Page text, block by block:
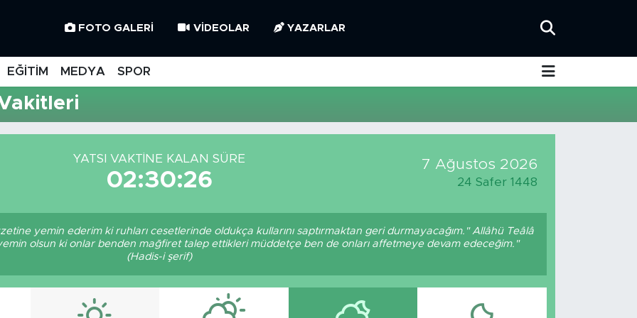
FOTO GALERI VIDEOLAR YAZARLAR
EĞİTİM MEDYA SPOR
YATSI VAKTINE KALAN SÜRE
02:30:26
7 Ağustos 2026
24 Safer 1448
yemin ederim ki ruhları cesetlerinde oldukça kullarını saptırmaktan geri durmayacağım." Allâhü Teâlâ
olsun ki onlar benden mağfiret talep ettikleri müddetçe ben de onları affetmeye devam edeceğim."
(Hadis-i şerif)